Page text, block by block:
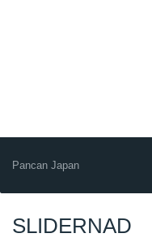
Pancan Japan
SLIDERNAD